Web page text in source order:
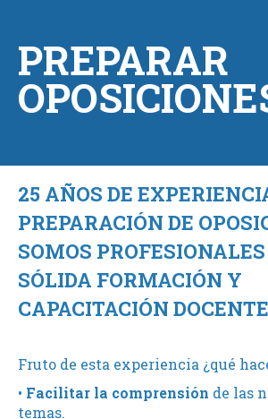
PREPARAR
25 AÑOS DE
PREPARACIÓN DE
SOMOS
SÓLIDA FORMACIÓN Y
CAPACITACIÓN
Fruto de esta experiencia ¿qué
• Facilitar la comprensión de las
temas.